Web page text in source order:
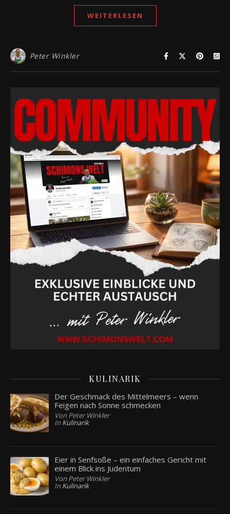
WEITERLESEN
Peter Winkler
KULINARIK
Der Geschmack des Mittelmeers – wenn
Feigen nach Sonne schmecken
Von Peter Winkler
In Kulinarik
Eier in Senfsoße – ein einfaches Gericht mit
einem Blick ins Judentum
Von Peter Winkler
In Kulinarik